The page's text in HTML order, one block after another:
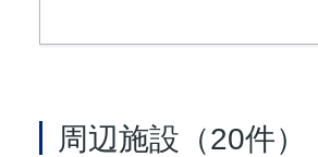
周辺施設（20件）